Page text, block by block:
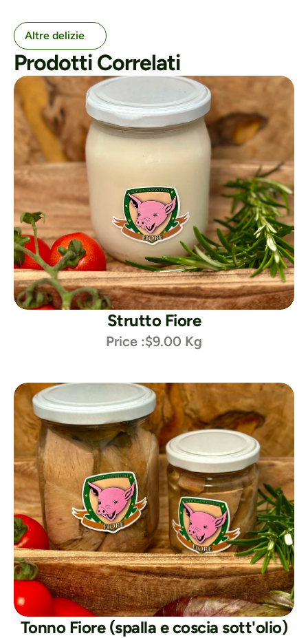
Altre delizie
Prodotti Correlati
Strutto Fiore
Price :$9.00 Kg
Tonno Fiore (spalla e coscia sott'olio)